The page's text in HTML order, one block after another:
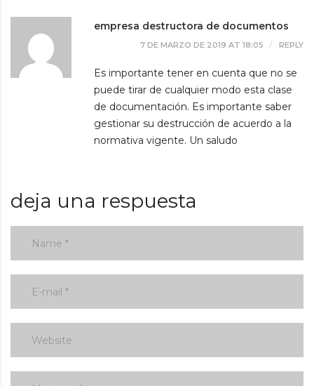
empresa destructora de documentos
7 DE MARZO DE 2019 AT 18:05 REPLY
Es importante tener en cuenta que no se
puede tirar de cualquier modo esta clase
de documentación. Es importante saber
gestionar su destrucción de acuerdo a la
normativa vigente. Un saludo
deja una respuesta